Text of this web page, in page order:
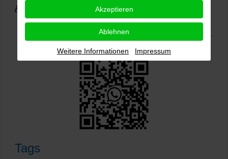
Alle Rezensionen ansehen|Bewertung abgeben
Tags
Akzeptieren
Ablehnen
Weitere Informationen Impressum